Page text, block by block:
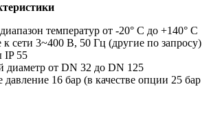
температур от -20° C до +140° C
сети 3~400 В, 50 Гц (другие по запросу)
IP 55
от DN 32 до DN 125
давление 16 бар (в качестве опции 25 бар